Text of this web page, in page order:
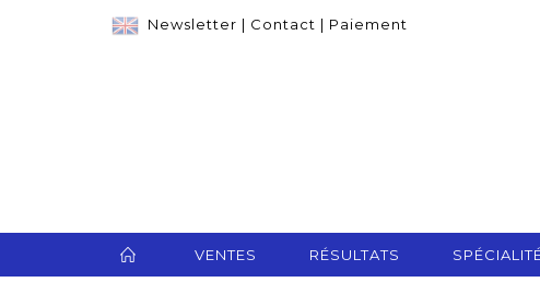
Newsletter | Contact | Paiement
VENTES RÉSULTATS